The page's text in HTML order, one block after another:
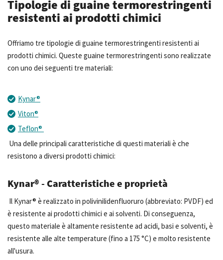
Tipologie di guaine termorestringenti
resistenti ai prodotti chimici
Offriamo tre tipologie di guaine termorestringenti resistenti ai
prodotti chimici. Queste guaine termorestringenti sono realizzate
con uno dei seguenti tre materiali:
Kynar®
Viton®
Teflon®
Una delle principali caratteristiche di questi materiali è che
resistono a diversi prodotti chimici:
Kynar® - Caratteristiche e proprietà
Il Kynar® è realizzato in polivinilidenfluoruro (abbreviato: PVDF) ed
è resistente ai prodotti chimici e ai solventi. Di conseguenza,
questo materiale è altamente resistente ad acidi, basi e solventi, è
resistente alle alte temperature (fino a 175 °C) e molto resistente
all'usura.